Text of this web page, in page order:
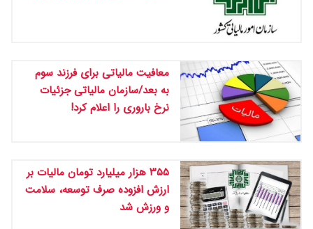
معافیت مالیاتی برای فرزند سوم
به بعد/سازمان مالیاتی جزئیات
نرخ باروری را اعلام کرد!
۳۵۵ هزار میلیارد تومان مالیات بر
ارزش افزوده صرف توسعه، سلامت
و ورزش شد